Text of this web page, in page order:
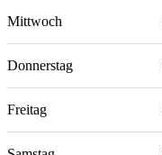
Mittwoch
Donnerstag
Freitag